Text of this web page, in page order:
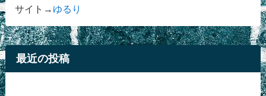
サイト→ ゆるり
最近の投稿